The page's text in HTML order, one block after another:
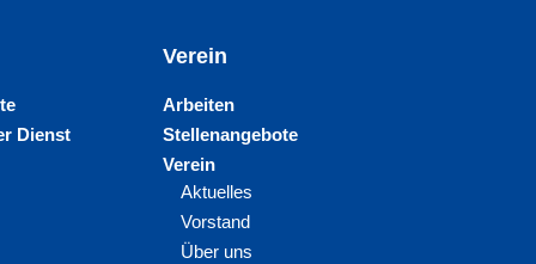
Dienst
Verein
Arbeiten
Stellenangebote
Verein
Aktuelles
Vorstand
Über uns